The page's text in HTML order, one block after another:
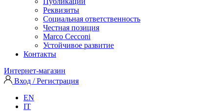
Реквизиты
Социальная ответственность
Честная позиция
Marco Cecconi
Устойчивое развитие
Контакты
Интернет-магазин
Вход / Регистрация
EN
IT